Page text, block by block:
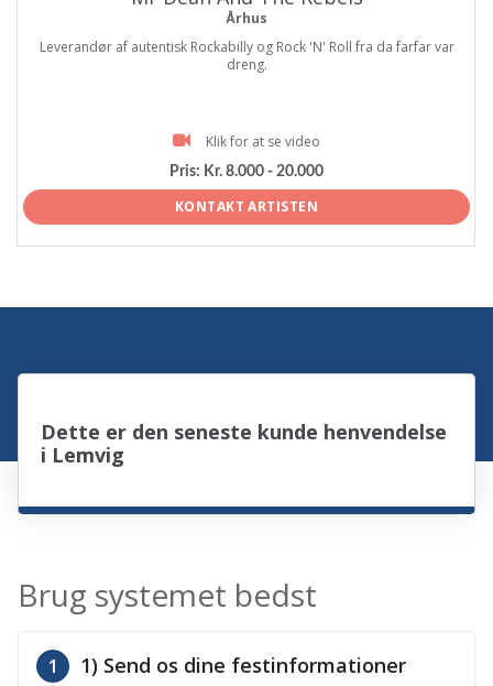
Århus
Leverandør af autentisk Rockabilly og Rock 'N' Roll fra da farfar var
dreng.
Klik for at se video
Pris: Kr. 8.000 - 20.000
KONTAKT ARTISTEN
Dette er den seneste kunde henvendelse
i Lemvig
Brug systemet bedst
1 1) Send os dine festinformationer